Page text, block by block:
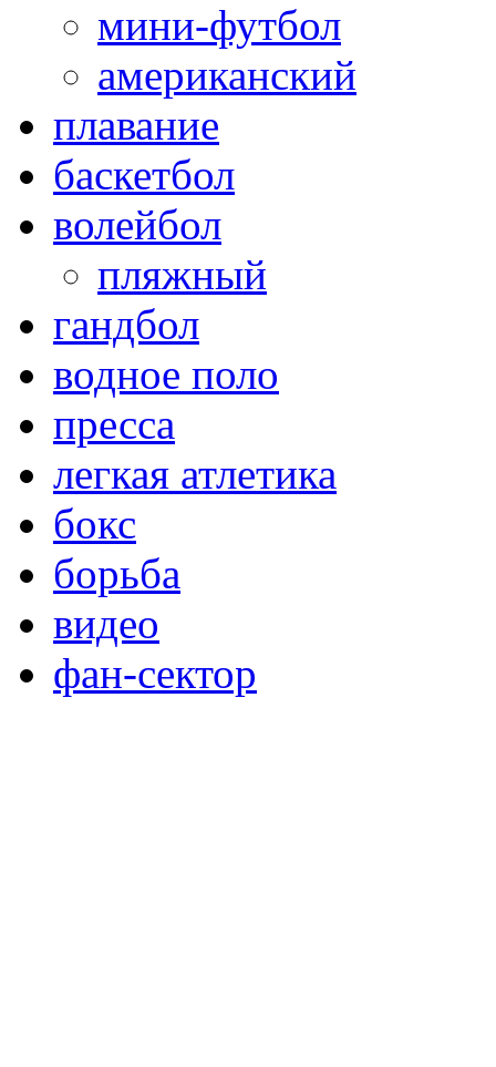
мини-футбол
американский
плавание
баскетбол
волейбол
пляжный
гандбол
водное поло
пресса
легкая атлетика
бокс
борьба
видео
фан-сектор